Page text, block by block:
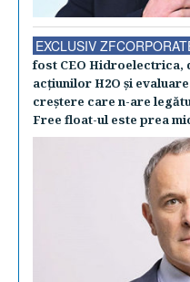
EXCLUSIV
fost CEO Hidroelectrica,
acţiunilor H2O şi
creştere care n-are
Free float-ul este prea